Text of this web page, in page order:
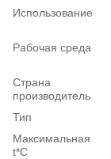
Использование
Рабочая среда
Страна
производитель
Тип
Максимальная
t*C